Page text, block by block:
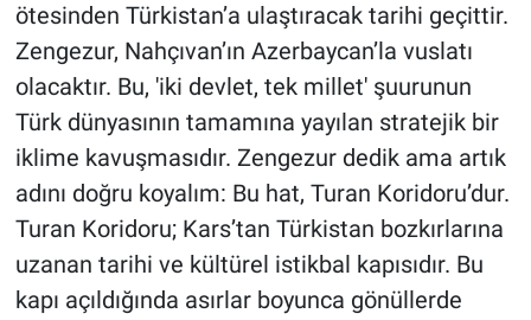
ötesinden Türkistan’a ulaştıracak tarihi geçittir.
Zengezur, Nahçıvan’ın Azerbaycan’la vuslatı
olacaktır. Bu, 'iki devlet, tek millet' şuurunun
Türk dünyasının tamamına yayılan stratejik bir
iklime kavuşmasıdır. Zengezur dedik ama artık
adını doğru koyalım: Bu hat, Turan Koridoru’dur.
Turan Koridoru; Kars’tan Türkistan bozkırlarına
uzanan tarihi ve kültürel istikbal kapısıdır. Bu
kapı açıldığında asırlar boyunca gönüllerde